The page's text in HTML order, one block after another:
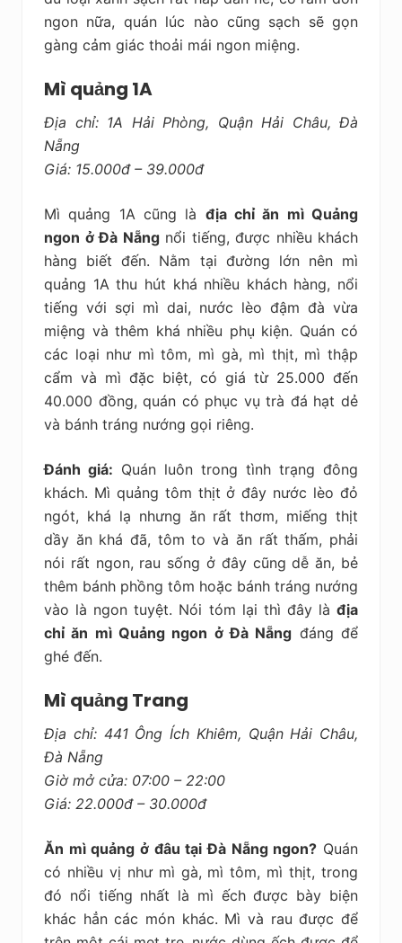
ngon nữa, quán lúc nào cũng sạch sẽ gọn
gàng cảm giác thoải mái ngon miệng.
Mì quảng 1A
Địa chỉ: 1A Hải Phòng, Quận Hải Châu, Đà
Nẵng
Giá: 15.000đ – 39.000đ
Mì quảng 1A cũng là địa chỉ ăn mì Quảng
ngon ở Đà Nẵngnổi tiếng, được nhiều khách
hàng biết đến. Nằm tại đường lớn nên mì
quảng 1A thu hút khá nhiều khách hàng, nổi
tiếng với sợi mì dai, nước lèo đậm đà vừa
miệng và thêm khá nhiều phụ kiện. Quán có
các loại như mì tôm, mì gà, mì thịt, mì thập
cẩm và mì đặc biệt, có giá từ 25.000 đến
40.000 đồng, quán có phục vụ trà đá hạt dẻ
và bánh tráng nướng gọi riêng.
Đánh giá: Quán luôn trong tình trạng đông
khách. Mì quảng tôm thịt ở đây nước lèo đỏ
ngót, khá lạ nhưng ăn rất thơm, miếng thịt
dầy ăn khá đã, tôm to và ăn rất thấm, phải
nói rất ngon, rau sống ở đây cũng dễ ăn, bẻ
thêm bánh phồng tôm hoặc bánh tráng nướng
vào là ngon tuyệt. Nói tóm lại thì đây là địa
chỉ ăn mì Quảng ngon ở Đà Nẵng đáng để
ghé đến.
Mì quảng Trang
Địa chỉ: 441 Ông Ích Khiêm, Quận Hải Châu,
Đà Nẵng
Giờ mở cửa: 07:00 – 22:00
Giá: 22.000đ – 30.000đ
Ăn mì quảng ở đâu tại Đà Nẵng ngon? Quán
có nhiều vị như mì gà, mì tôm, mì thịt, trong
đó nổi tiếng nhất là mì ếch được bày biện
khác hẳn các món khác. Mì và rau được để